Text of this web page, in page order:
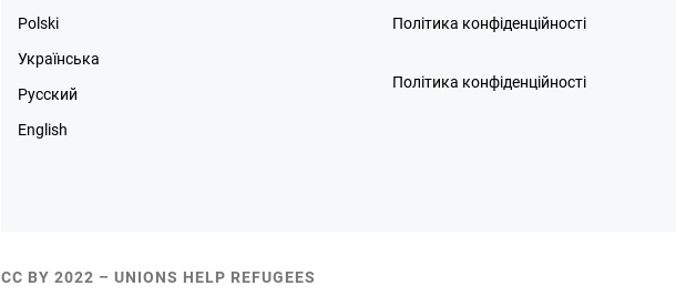
Polski
Українська
Русский
English
Політика конфіденційності
Політика конфіденційності
CC BY 2022 – UNIONS HELP REFUGEES